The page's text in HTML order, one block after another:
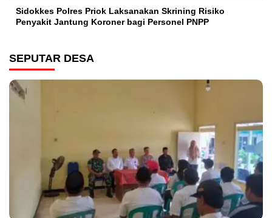
Sidokkes Polres Priok Laksanakan Skrining Risiko
Penyakit Jantung Koroner bagi Personel PNPP
SEPUTAR DESA